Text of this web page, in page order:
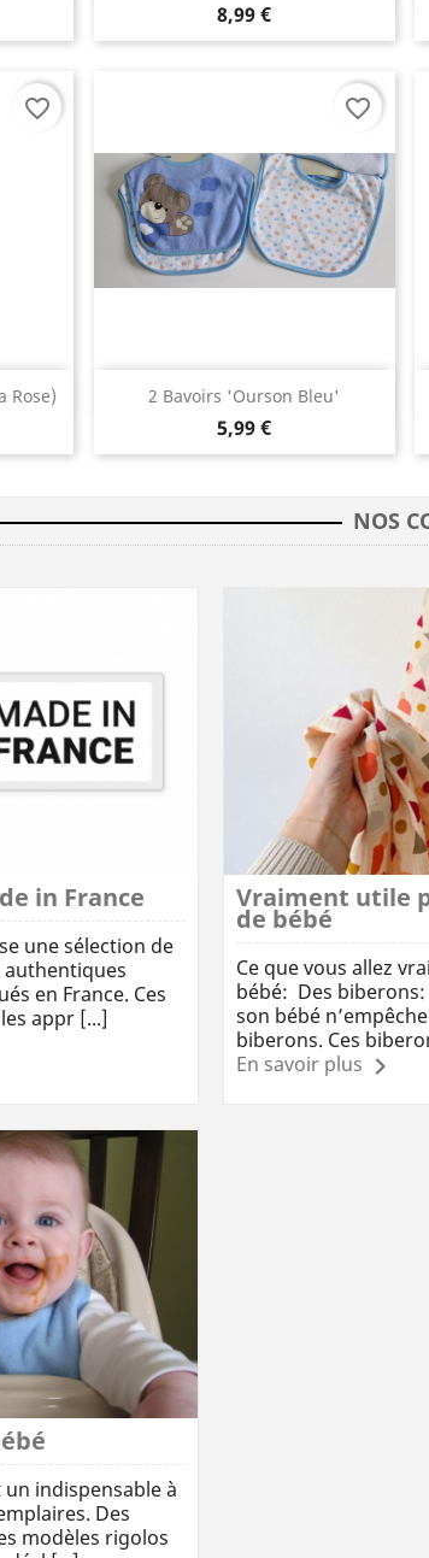
8,99 €
Rose)
favorite_border
2 Bavoirs 'ourson Bleu'
5,99 €
Aperçu rapide
favorite_border
NOS
in France
une sélection de
en France. Ces
appr [...]
Vraiment utile
de bébé
Ce que vous allez
bébé: Des
son bébé
biberons. Ces
En savoir plus
indispensable à
Des
modèles rigolos